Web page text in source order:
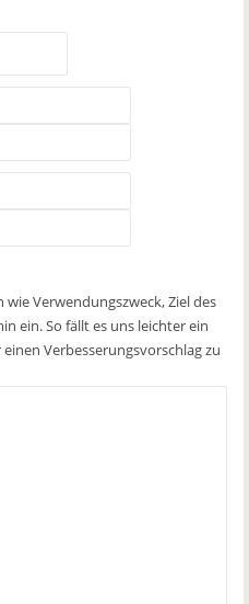
Verwendungszweck, Ziel des
ein. So fällt es uns leichter ein
Verbesserungsvorschlag zu